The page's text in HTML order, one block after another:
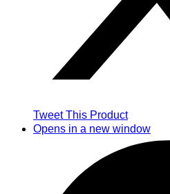
Tweet This Product
Opens in a new window